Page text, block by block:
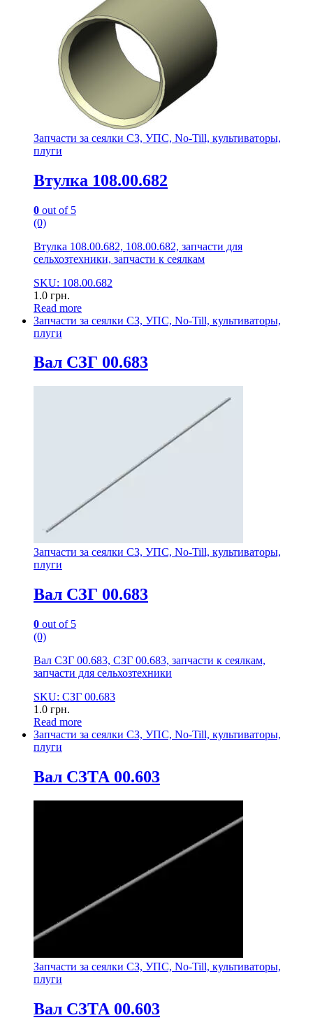
Запчасти за сеялки СЗ, УПС, No-Till, культиваторы,
плуги
Втулка 108.00.682
0 out of 5
(0)
Втулка 108.00.682, 108.00.682, запчасти для
сельхозтехники, запчасти к сеялкам
SKU: 108.00.682
1.0 грн.
Read more
Запчасти за сеялки СЗ, УПС, No-Till, культиваторы,
плуги
Вал СЗГ 00.683
Запчасти за сеялки СЗ, УПС, No-Till, культиваторы,
плуги
Вал СЗГ 00.683
0 out of 5
(0)
Вал СЗГ 00.683, СЗГ 00.683, запчасти к сеялкам,
запчасти для сельхозтехники
SKU: СЗГ 00.683
1.0 грн.
Read more
Запчасти за сеялки СЗ, УПС, No-Till, культиваторы,
плуги
Вал СЗТА 00.603
Запчасти за сеялки СЗ, УПС, No-Till, культиваторы,
плуги
Вал СЗТА 00.603